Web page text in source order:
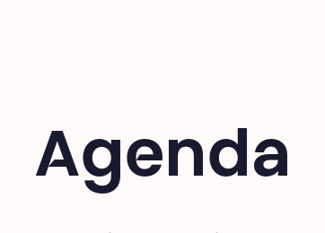
Agenda